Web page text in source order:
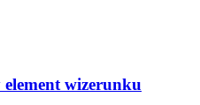
wizerunku